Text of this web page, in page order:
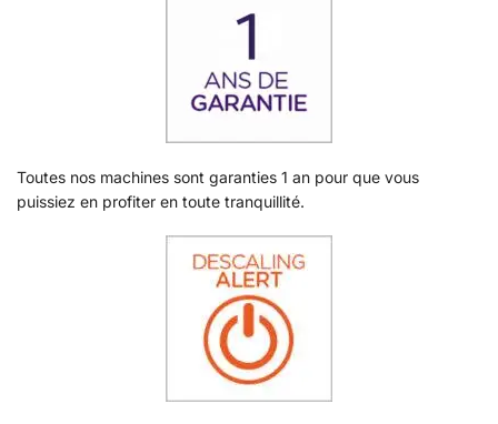
Toutes nos machines sont garanties 1 an pour que vous
puissiez en profiter en toute tranquillité.